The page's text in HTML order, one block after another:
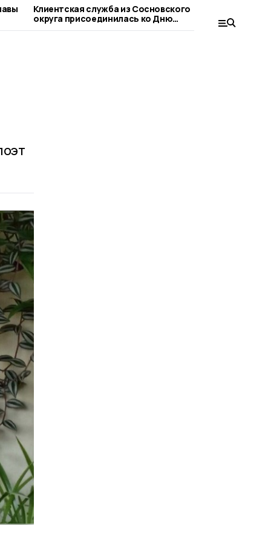
Клиентская служба из Сосновского
округа присоединилась ко Дню
благотворительного труда
при
людьми